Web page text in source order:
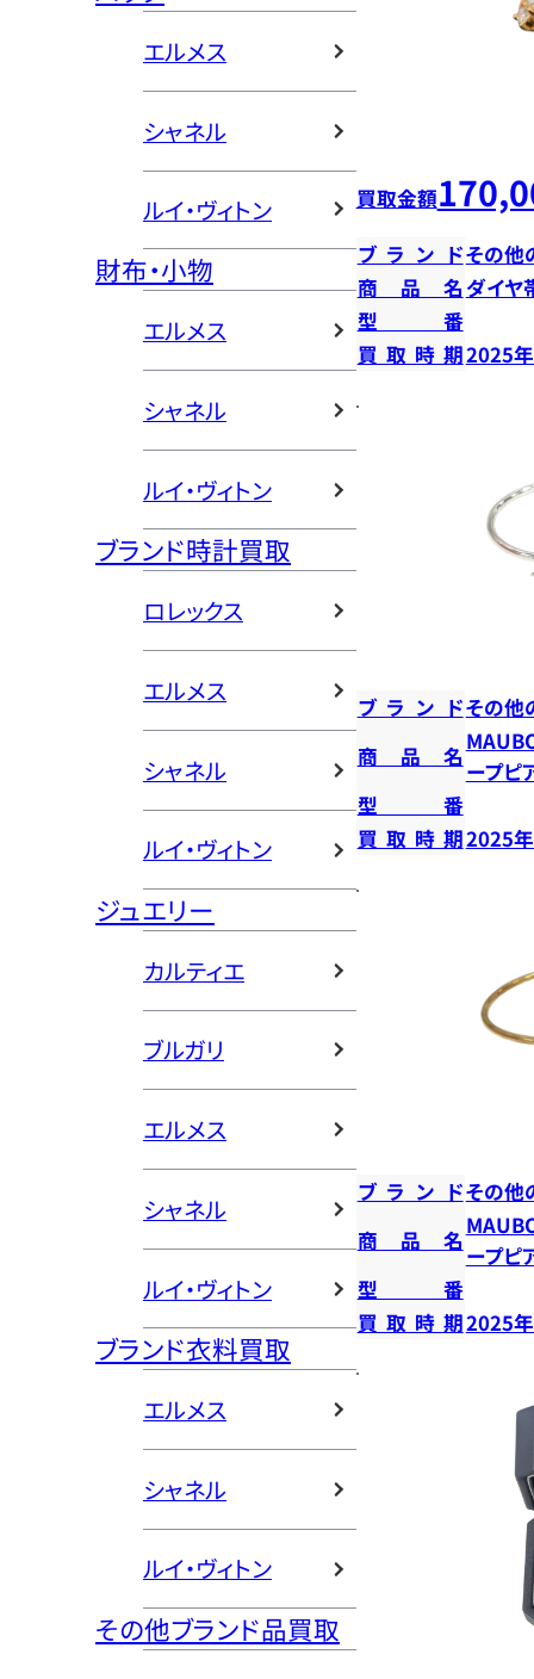
エルメス
シャネル
ルイ・ヴィトン
財布・小物
エルメス
シャネル
ルイ・ヴィトン
ブランド時計買取
ロレックス
エルメス
シャネル
ルイ・ヴィトン
ジュエリー
カルティエ
ブルガリ
エルメス
シャネル
ルイ・ヴィトン
ブランド衣料買取
エルメス
シャネル
ルイ・ヴィトン
その他ブランド品買取
買取金額
ブランドその他
商品名ダイヤ
型番
買取時期2025
ブランドその他
商品名
ープピ
型番
買取時期2025
ブランドその他
商品名
ープピ
型番
買取時期2025